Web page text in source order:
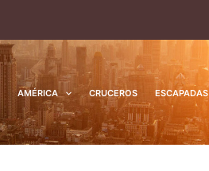
AMÉRICA CRUCEROS ESCAPADAS